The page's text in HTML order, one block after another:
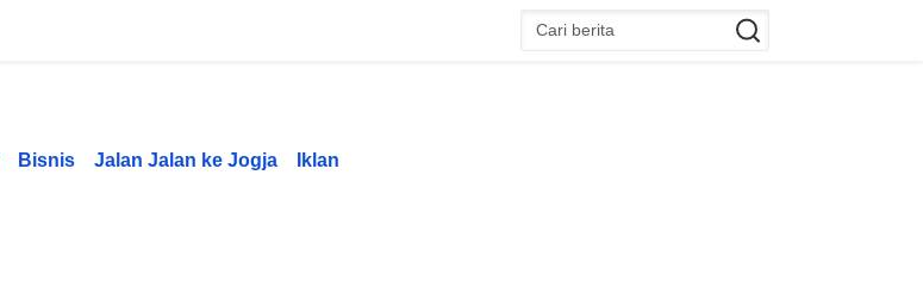
Bisnis Jalan Jalan ke Jogja Iklan